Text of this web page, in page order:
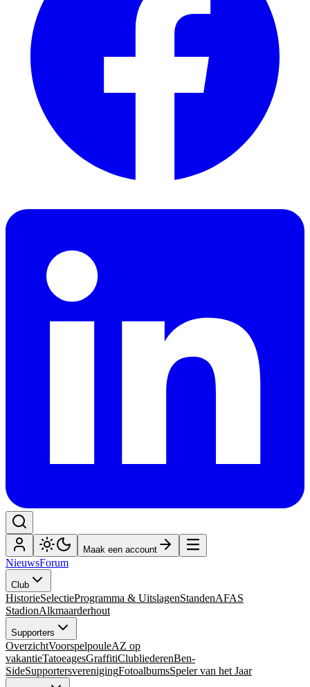
Maak een account
NieuwsForum
Club
HistorieSelectieProgramma & UitslagenStandenAFAS
StadionAlkmaarderhout
Supporters
OverzichtVoorspelpouleAZ op
vakantieTatoeagesGraffitiClubliederenBen-
SideSupportersverenigingFotoalbumsSpeler van het Jaar